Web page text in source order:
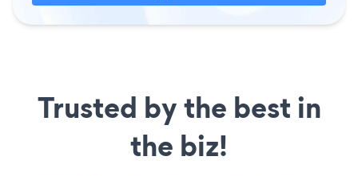
Trusted by the best in
the biz!